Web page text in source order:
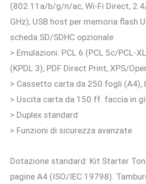
(802.11a/b/g/n/ac, Wi-Fi Direct,
GHz), USB host per memoria flash
scheda SD/SDHC opzionale
> Emulazioni: PCL 6 (PCL 5c/PCL-
(KPDL 3), PDF Direct Print, XPS/
> Cassetto carta da 250 fogli (A4),
> Uscita carta da 150 ff. faccia in
> Duplex standard
> Funzioni di sicurezza avanzate.
Dotazione standard: Kit Starter
pagine A4 (ISO/IEC 19798).